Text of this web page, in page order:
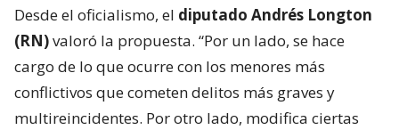
Desde el oficialismo, el diputado Andrés Longton
(RN)valoró la propuesta. “Por un lado, se hace
cargo de lo que ocurre con los menores más
conflictivos que cometen delitos más graves y
multireincidentes. Por otro lado, modifica ciertas